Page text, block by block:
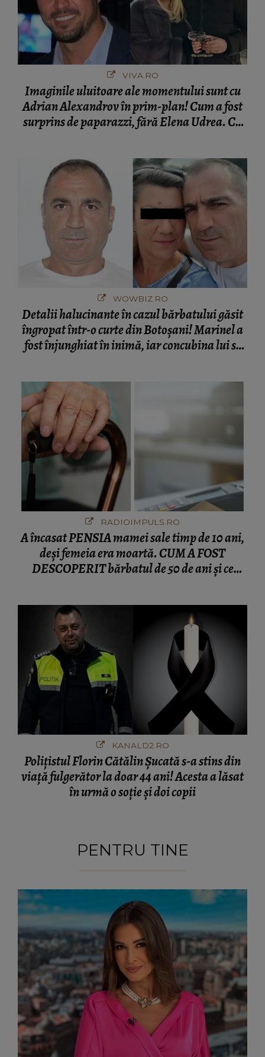
VIVA.RO
Imaginile uluitoare ale momentului sunt cu
Adrian Alexandrov în prim-plan! Cum a fost
surprins de paparazzi, fără Elena Udrea. Cu
WOWBIZ.RO
Detalii halucinante în cazul bărbatului găsit
îngropat într-o curte din Botoșani! Marinel a
fost înjunghiat în inimă, iar concubina lui se
RADIOIMPULS.RO
A încasat PENSIA mamei sale timp de 10 ani,
deși femeia era moartă. CUM A FOST
DESCOPERIT bărbatul de 50 de ani și ce
KANALD2.RO
Polițistul Florin Cătălin Șucată s-a stins din
viață fulgerător la doar 44 ani! Acesta a lăsat
în urmă o soție și doi copii
PENTRU TINE